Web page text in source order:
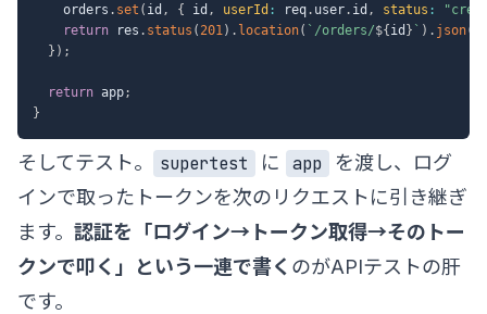
    orders
. set ( id , { id , userId : req. user. id , status :
return res . status ( 201) . location( ` /orders/${ id } ` ) . json(
} ) ;
return app;
}
そしてテスト。 supertest に app
を渡し、ログ
インで取ったトークンを次のリクエストに引き継ぎ
ます。 認証を「ログイン→トークン取得→そのトー
クンで叩く」という一連で書く のがAPIテストの肝
です。